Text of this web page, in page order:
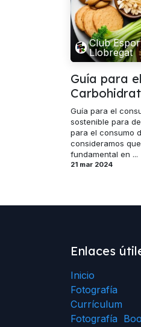
Club
Llobregat
Guía para
Guía para el
sostenible para
para el consumo
consideramos
fundamental en ...
21 mar 2024
Enlaces
Inicio
Fotografía
Currículum
Fotografía